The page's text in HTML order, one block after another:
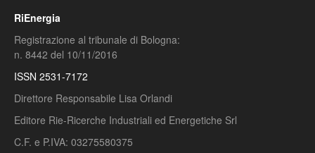
RiEnergia
Registrazione al tribunale di Bologna:
n. 8442 del 10/11/2016
ISSN 2531-7172
Direttore Responsabile Lisa Orlandi
Editore Rie-Ricerche Industriali ed Energetiche Srl
C.F. e P.IVA: 03275580375